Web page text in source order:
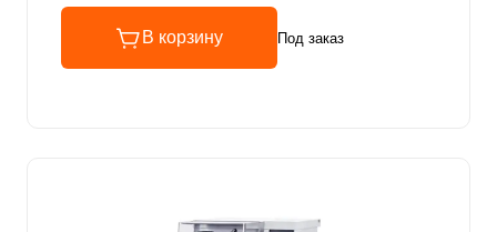
В корзину Под заказ